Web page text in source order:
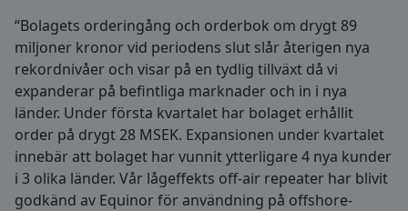
“Bolagets orderingång och orderbok om drygt 89
miljoner kronor vid periodens slut slår återigen nya
rekordnivåer och visar på en tydlig tillväxt då vi
expanderar på befintliga marknader och in i nya
länder. Under första kvartalet har bolaget erhållit
order på drygt 28 MSEK. Expansionen under kvartalet
innebär att bolaget har vunnit ytterligare 4 nya kunder
i 3 olika länder. Vår lågeffekts off-air repeater har blivit
godkänd av Equinor för användning på offshore-